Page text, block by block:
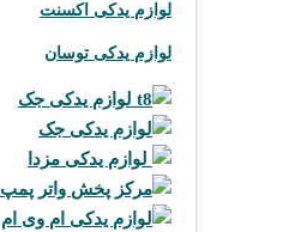
لوازم یدکی اکسنت
لوازم یدکی توسان
لوازم یدکی جک t8
لوازم یدکی جک
مرکز پخش واتر پمپ
لوازم یدکی ام وی ام